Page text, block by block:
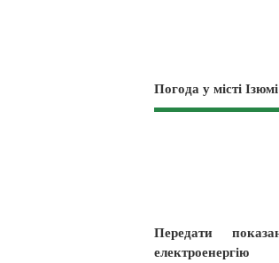
Погода у місті Ізюмі
Передати
електроенергію